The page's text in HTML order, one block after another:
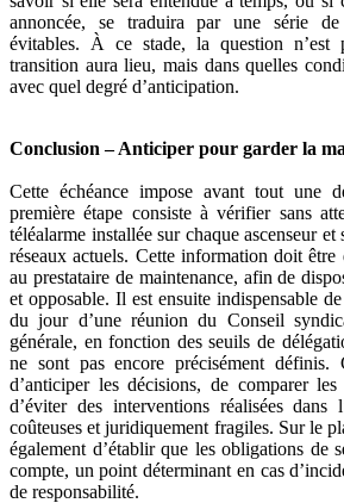
annoncée, se traduira par une série
évitables. À ce stade, la question
transition aura lieu, mais dans quelles
avec quel degré d’anticipation.
Conclusion – Anticiper pour garder la
Cette échéance impose avant tout une
première étape consiste à vérifier sans
téléalarme installée sur chaque ascenseur
réseaux actuels. Cette information doit être
au prestataire de maintenance, afin de
et opposable. Il est ensuite indispensable
du jour d’une réunion du Conseil
générale, en fonction des seuils de
ne sont pas encore précisément définis.
d’anticiper les décisions, de comparer
d’éviter des interventions réalisées dans
coûteuses et juridiquement fragiles. Sur le
également d’établir que les obligations de
compte, un point déterminant en cas
de responsabilité.